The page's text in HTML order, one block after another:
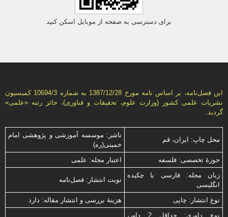
برای دسترسی به صفحه از موبایل اسکن کنید
این فصل‌نامه، بر اساس نامه مورخ 1387/12/28 به شماره 10694/3 كمیسیون
نشریات علمی كشور (وزارت علوم، تحقیقات و فناوری)، حائز رتبه «علمی»
گردید.
محل چاپ: ایران، قم
ناشر: موسسه آموزشی و پژوهشی امام
خمینی(ره)
حوزۀ تخصصی: فلسفه
اعتبار مجله: علمی
زبان مجله: فارسی با چكیده
انگلیسی
نوبت انتشار: فصل‌نامه
نوع انتشار: چاپی
هزینۀ بررسی و انتشار مقاله: دارد
نوع داوری: حداقل 2 داور،